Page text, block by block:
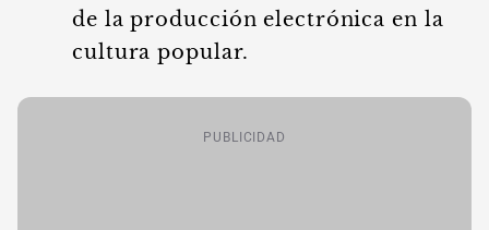
de la producción electrónica en la
cultura popular.
PUBLICIDAD